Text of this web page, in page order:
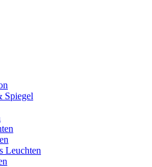
Spiegel
Leuchten